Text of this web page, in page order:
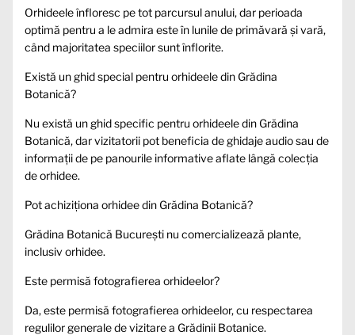
Orhideele înfloresc pe tot parcursul anului, dar perioada
optimă pentru a le admira este în lunile de primăvară și vară,
când majoritatea speciilor sunt înflorite.
Există un ghid special pentru orhideele din Grădina
Botanică?
Nu există un ghid specific pentru orhideele din Grădina
Botanică, dar vizitatorii pot beneficia de ghidaje audio sau de
informații de pe panourile informative aflate lângă colecția
de orhidee.
Pot achiziționa orhidee din Grădina Botanică?
Grădina Botanică București nu comercializează plante,
inclusiv orhidee.
Este permisă fotografierea orhideelor?
Da, este permisă fotografierea orhideelor, cu respectarea
regulilor generale de vizitare a Grădinii Botanice.